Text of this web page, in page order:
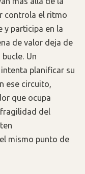
controla el ritmo
y participa en la
de valor deja de
Un
planificar su
ese circuito,
que ocupa
fragilidad del
mismo punto de